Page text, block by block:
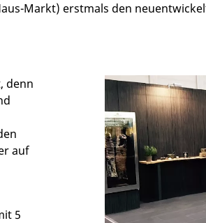
Markt) erstmals den
denn
auf
5